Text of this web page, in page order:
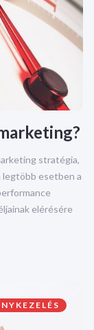
stratégia,
legtöbb esetben a
elérésére